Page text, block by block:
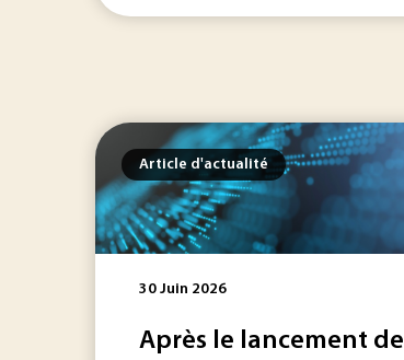
Article d'actualité
30 Juin 2026
Après le lancement de